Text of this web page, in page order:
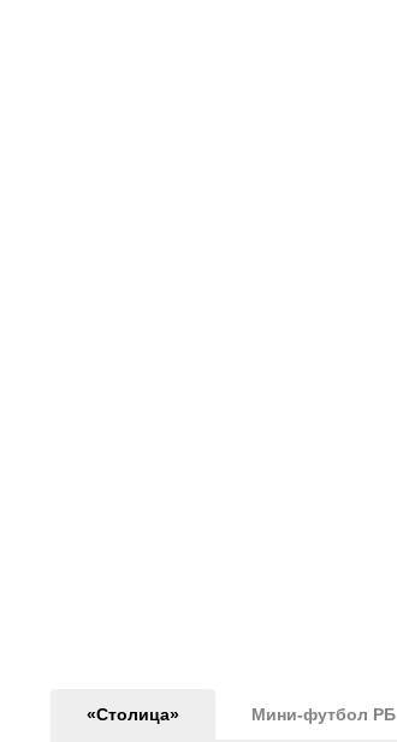
«Столица» Мини-футбол РБ